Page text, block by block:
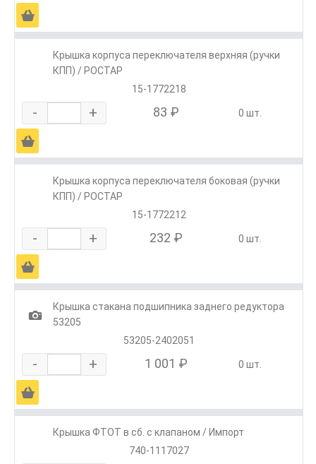
Ä
Крышка корпуса переключателя верхняя (ручки
КПП) / РОСТАР
15-1772218
- + 83 ₽ 0 шт.
Ä
Крышка корпуса переключателя боковая (ручки
КПП) / РОСТАР
15-1772212
- + 232 ₽ 0 шт.
Ä
1
Крышка стакана подшипника заднего редуктора
53205
53205-2402051
- + 1 001 ₽ 0 шт.
Ä
Крышка ФТОТ в сб. с клапаном / Импорт
740-1117027